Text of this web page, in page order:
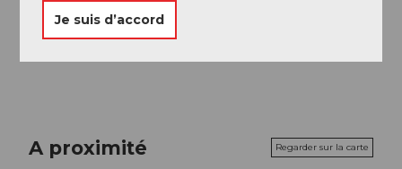
A proximité Regarder sur la carte
Je suis d’accord